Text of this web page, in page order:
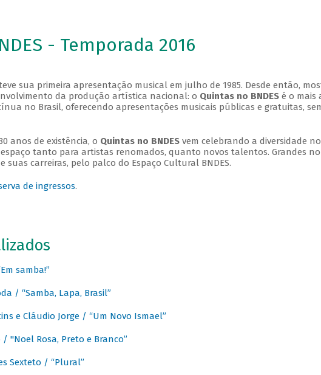
- Temporada 2016
sua primeira apresentação musical em julho de 1985. Desde então,
da produção artística nacional: o Quintas no BNDESé o mais
no Brasil, oferecendo apresentações musicais públicas e gratuitas,
anos de existência, o Quintas no BNDESvem celebrando a diversidade
tanto para artistas renomados, quanto novos talentos. Grandes
suas carreiras, pelo palco do Espaço Cultural BNDES.
de ingressos.
samba!”
/ “Samba, Lapa, Brasil”
e Cláudio Jorge / “Um Novo Ismael”
"Noel Rosa, Preto e Branco”
Sexteto / “Plural”